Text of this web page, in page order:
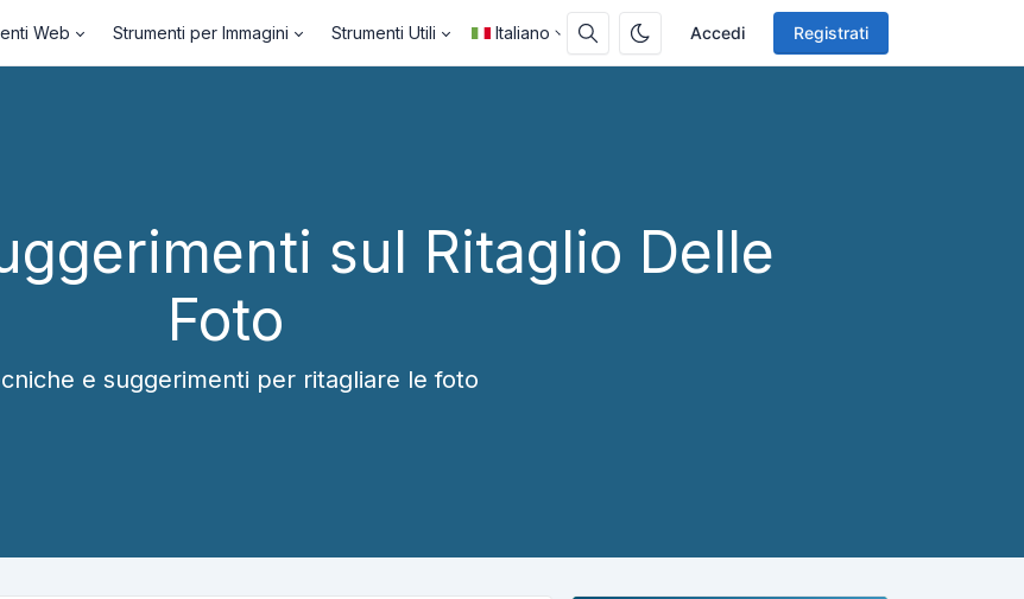
Accedi Registrati
Web Strumenti per Immagini Strumenti Utili Italiano
sul Ritaglio Delle
Foto
e suggerimenti per ritagliare le foto